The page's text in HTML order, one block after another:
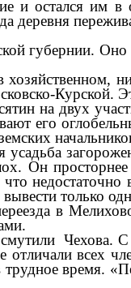
и остался им
губернии. Оно
на двух
его
просторнее
только
в
Чехова.
всех
время.